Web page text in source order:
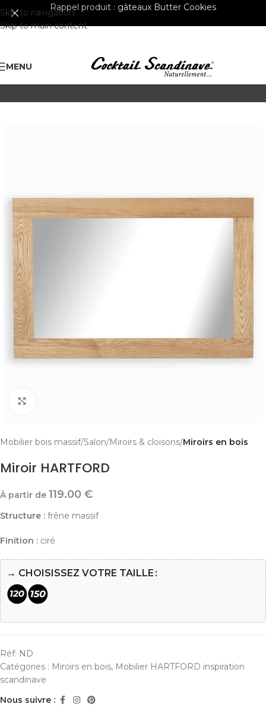
Skip to navigation
Skip to main content
Rappel produit : gâteaux Butter Cookies
MENU
Mobilier bois massif Salon Miroirs & cloisons Miroirs en bois
Miroir HARTFORD
À partir de 119.00 €
Structure : frêne massif
Finition : ciré
→ CHOISISSEZ VOTRE TAILLE
Réf: ND
Catégories : Miroirs en bois, Mobilier HARTFORD inspiration
scandinave
Nous suivre :